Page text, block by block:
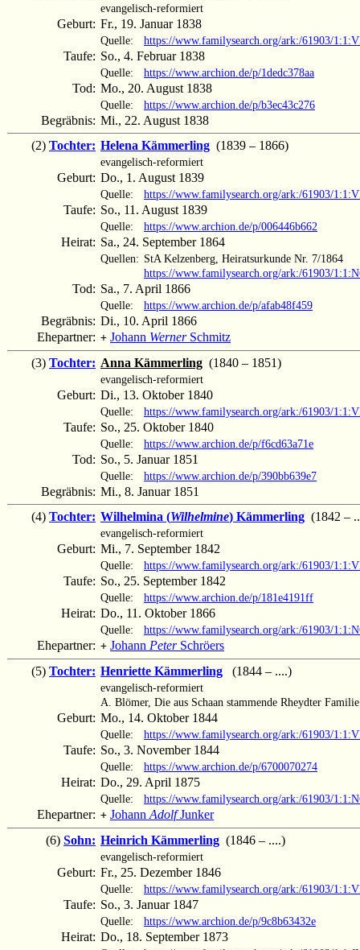
evangelisch-reformiert
Geburt: Fr., 19. Januar 1838
Quelle: https://www.familysearch.org/ark:/61903/
Taufe: So., 4. Februar 1838
Quelle: https://www.archion.de/p/1dedc378aa
Tod: Mo., 20. August 1838
Quelle: https://www.archion.de/p/b3ec43c276
Begräbnis: Mi., 22. August 1838
(2) Tochter: Helena Kämmerling (1839 – 1866)
evangelisch-reformiert
Geburt: Do., 1. August 1839
Quelle: https://www.familysearch.org/ark:/61903/
Taufe: So., 11. August 1839
Quelle: https://www.archion.de/p/006446b662
Heirat: Sa., 24. September 1864
Quellen: StA Kelzenberg, Heiratsurkunde Nr. 7/1864
https://www.familysearch.org/ark:/61903/
Tod: Sa., 7. April 1866
Quelle: https://www.archion.de/p/afab48f459
Begräbnis: Di., 10. April 1866
Ehepartner: + Johann WernerSchmitz
(3) Tochter: Anna Kämmerling (1840 – 1851)
evangelisch-reformiert
Geburt: Di., 13. Oktober 1840
Quelle: https://www.familysearch.org/ark:/61903/
Taufe: So., 25. Oktober 1840
Quelle: https://www.archion.de/p/f6cd63a71e
Tod: So., 5. Januar 1851
Quelle: https://www.archion.de/p/390bb639e7
Begräbnis: Mi., 8. Januar 1851
(4) Tochter: Wilhelmina (Wilhelmine) Kämmerling (1842 –
evangelisch-reformiert
Geburt: Mi., 7. September 1842
Quelle: https://www.familysearch.org/ark:/61903/
Taufe: So., 25. September 1842
Quelle: https://www.archion.de/p/181e4191ff
Heirat: Do., 11. Oktober 1866
Quelle: https://www.familysearch.org/ark:/61903/
Ehepartner: + Johann PeterSchröers
(5) Tochter: Henriette Kämmerling (1844 – ....)
evangelisch-reformiert
A. Blömer, Die aus Schaan stammende Rheydter
Geburt: Mo., 14. Oktober 1844
Quelle: https://www.familysearch.org/ark:/61903/
Taufe: So., 3. November 1844
Quelle: https://www.archion.de/p/6700070274
Heirat: Do., 29. April 1875
Quelle: https://www.familysearch.org/ark:/61903/
Ehepartner: + Johann AdolfJunker
(6) Sohn: Heinrich Kämmerling (1846 – ....)
evangelisch-reformiert
Geburt: Fr., 25. Dezember 1846
Quelle: https://www.familysearch.org/ark:/61903/
Taufe: So., 3. Januar 1847
Quelle: https://www.archion.de/p/9c8b63432e
Heirat: Do., 18. September 1873